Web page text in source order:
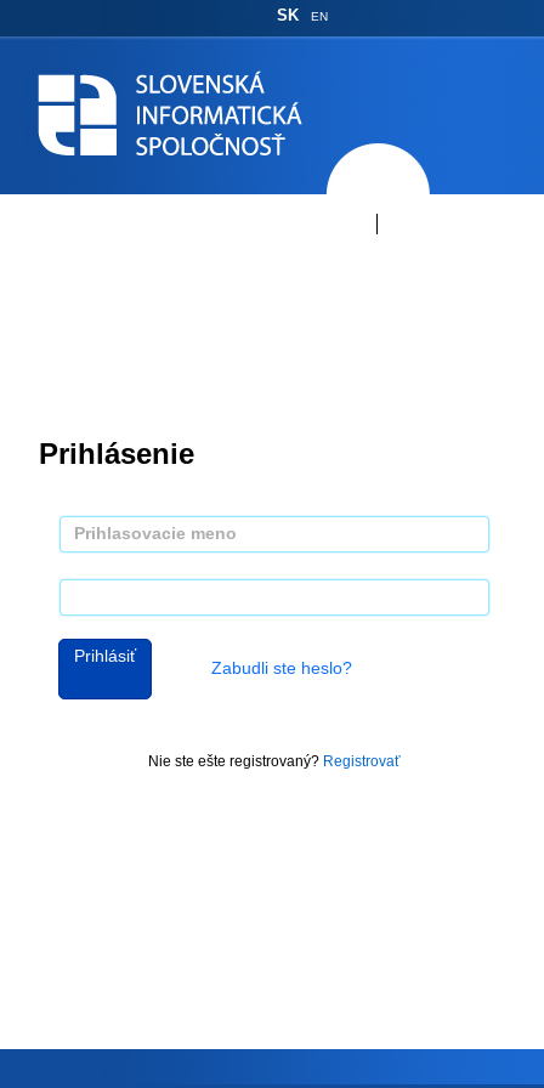
SK EN
Prihlásenie
Prihlásiť
Zabudli ste heslo?
Nie ste ešte registrovaný? Registrovať